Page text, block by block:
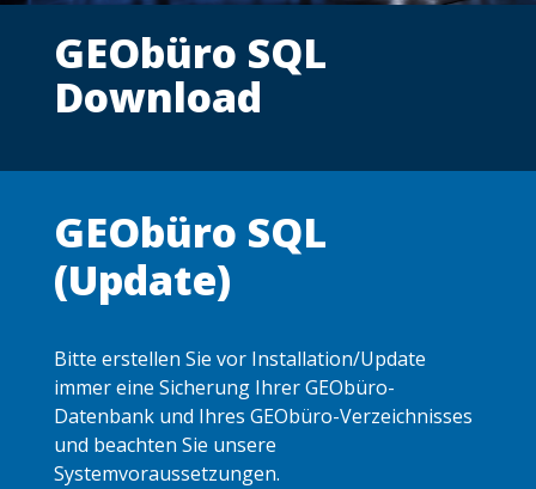
GEObüro SQL
Download
GEObüro SQL
(Update)
Bitte erstellen Sie vor Installation/Update
immer eine Sicherung Ihrer GEObüro-
Datenbank und Ihres GEObüro-Verzeichnisses
und beachten Sie unsere
Systemvoraussetzungen.